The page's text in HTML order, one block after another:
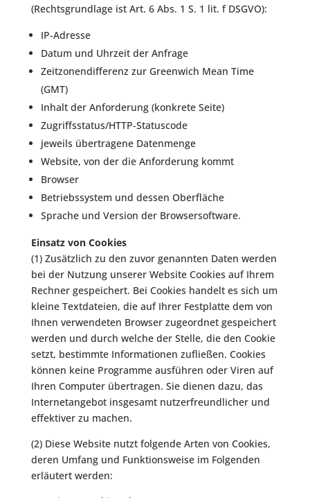
(Rechtsgrundlage ist Art. 6 Abs. 1 S. 1 lit. f DSGVO):
IP-Adresse
Datum und Uhrzeit der Anfrage
Zeitzonendifferenz zur Greenwich Mean Time
(GMT)
Inhalt der Anforderung (konkrete Seite)
Zugriffsstatus/HTTP-Statuscode
jeweils übertragene Datenmenge
Website, von der die Anforderung kommt
Browser
Betriebssystem und dessen Oberfläche
Sprache und Version der Browsersoftware.
Einsatz von Cookies
(1) Zusätzlich zu den zuvor genannten Daten werden
bei der Nutzung unserer Website Cookies auf Ihrem
Rechner gespeichert. Bei Cookies handelt es sich um
kleine Textdateien, die auf Ihrer Festplatte dem von
Ihnen verwendeten Browser zugeordnet gespeichert
werden und durch welche der Stelle, die den Cookie
setzt, bestimmte Informationen zufließen. Cookies
können keine Programme ausführen oder Viren auf
Ihren Computer übertragen. Sie dienen dazu, das
Internetangebot insgesamt nutzerfreundlicher und
effektiver zu machen.
(2) Diese Website nutzt folgende Arten von Cookies,
deren Umfang und Funktionsweise im Folgenden
erläutert werden: